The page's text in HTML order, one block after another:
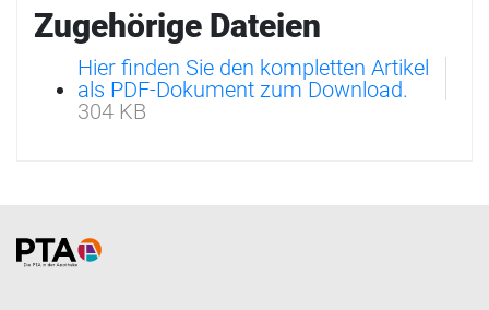
Zugehörige Dateien
Hier finden Sie den kompletten Artikel
als PDF-Dokument zum Download.
304 KB
Home